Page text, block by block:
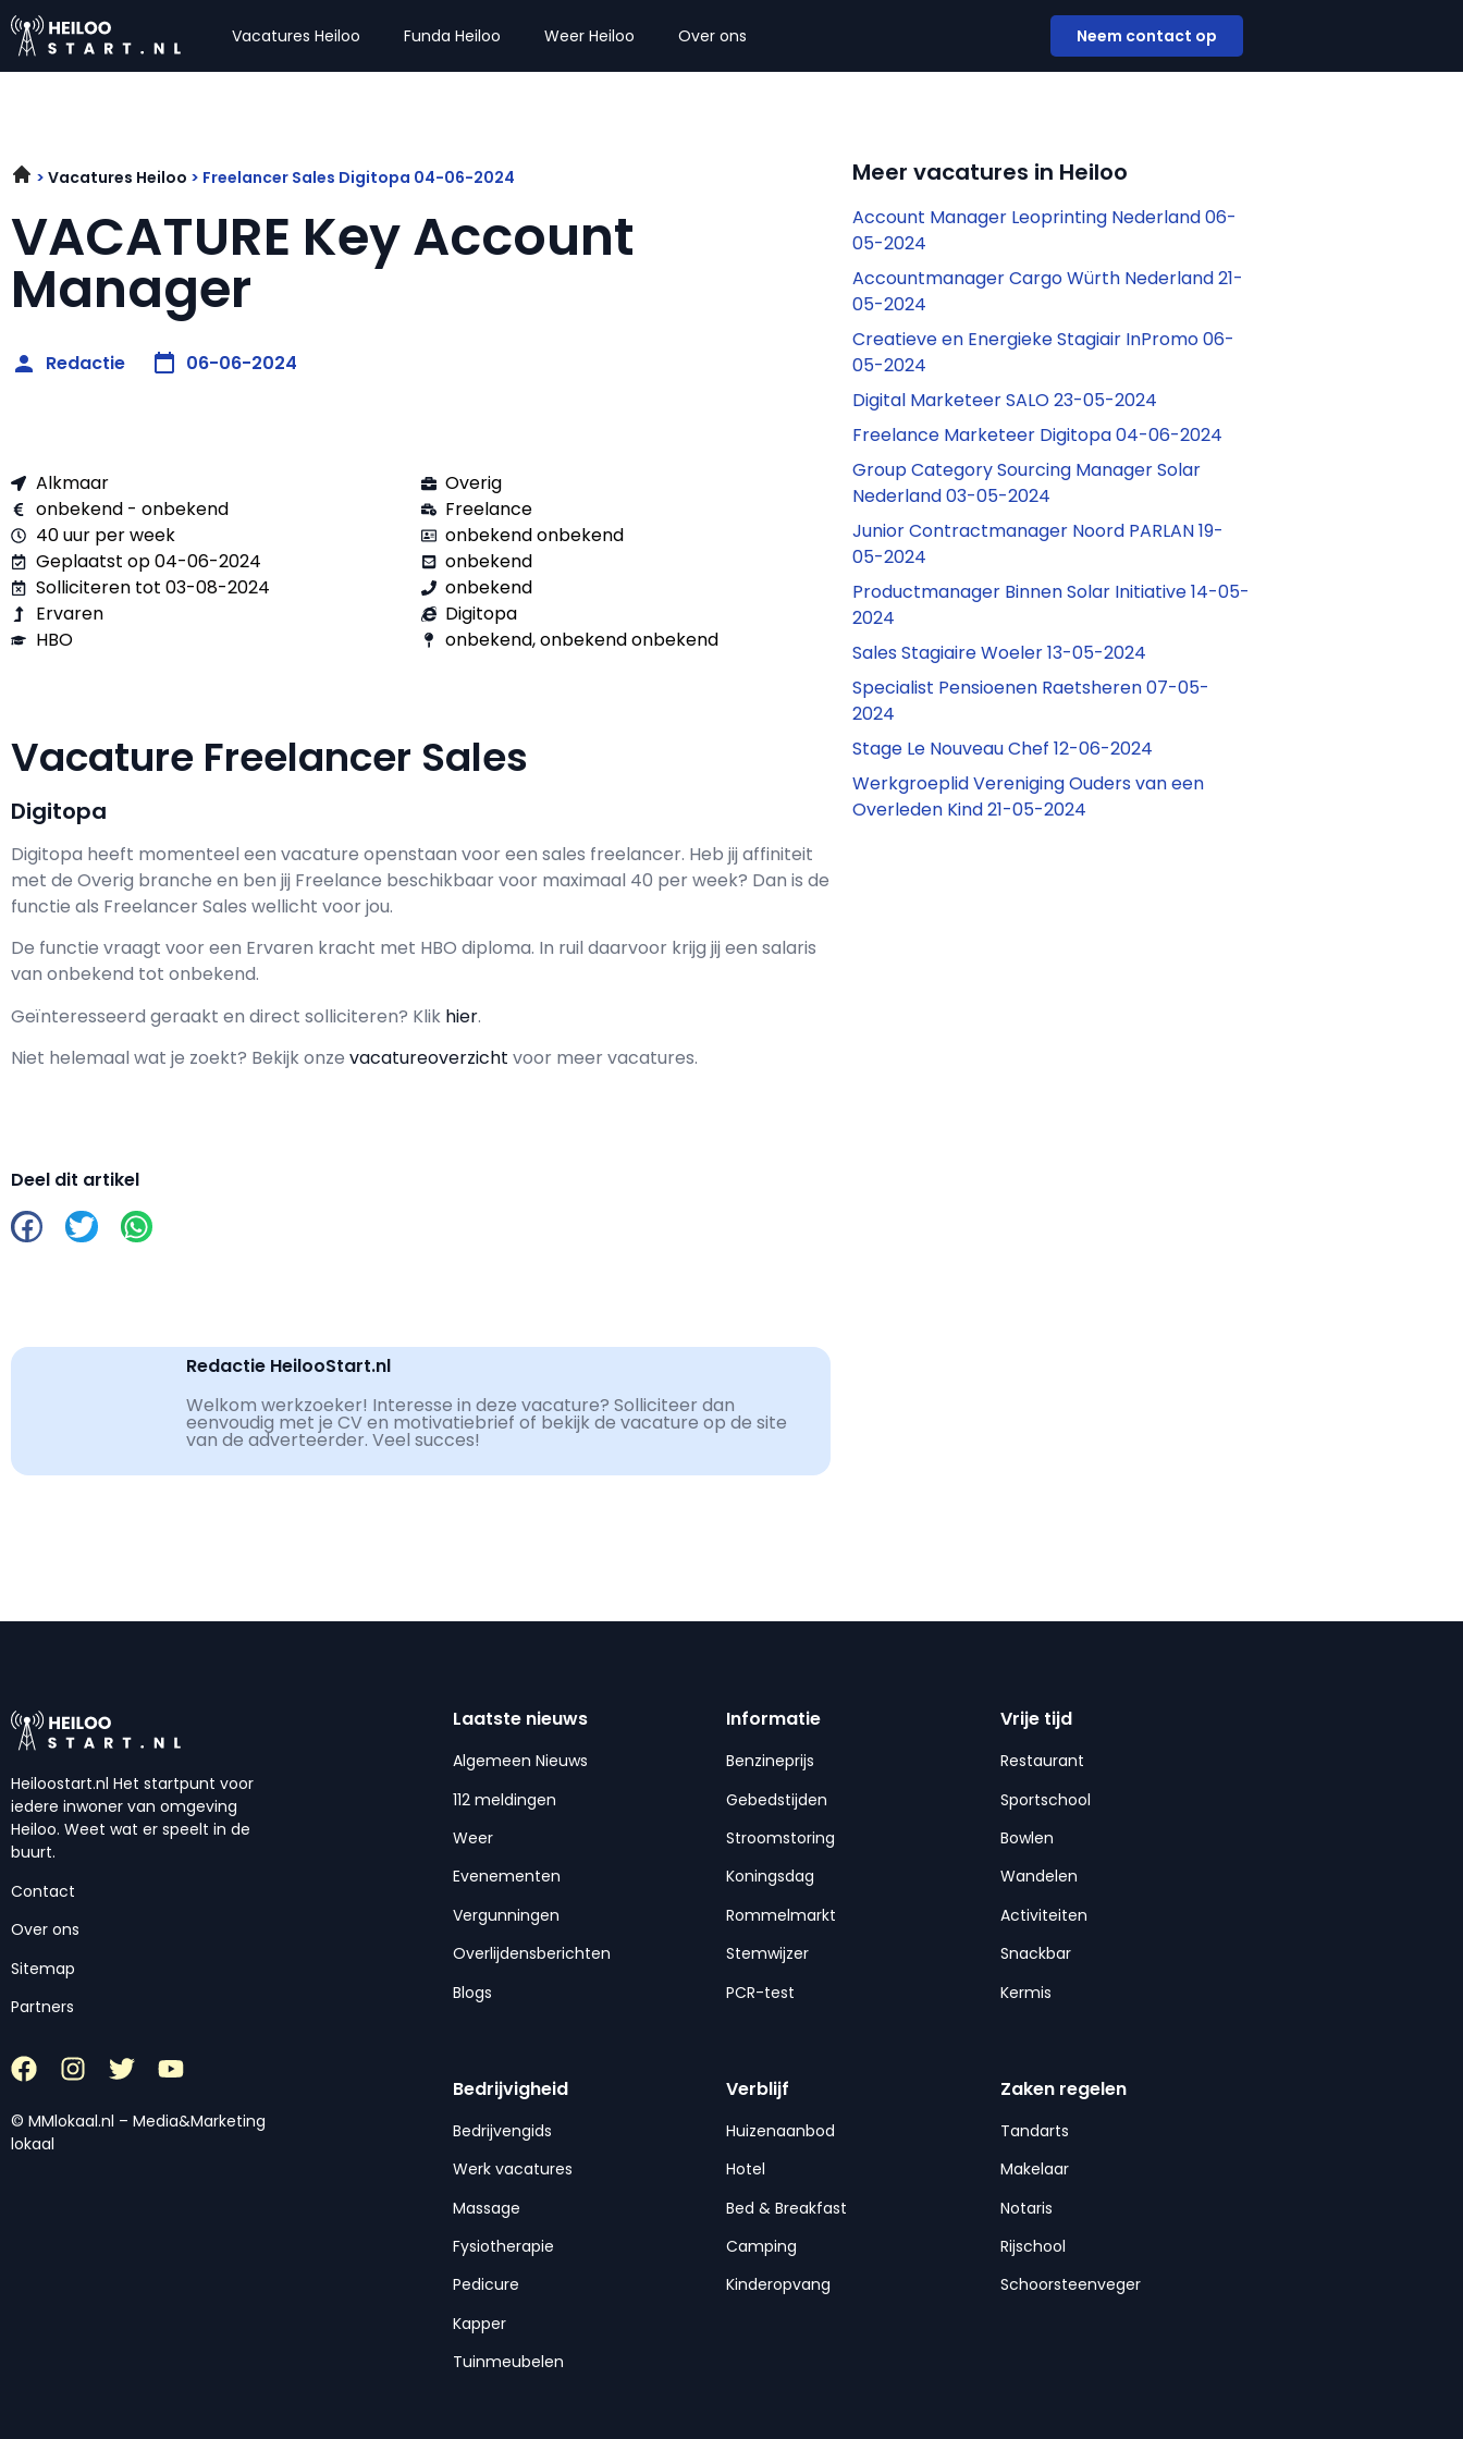
Vacatures Heiloo Funda Heiloo Weer Heiloo Over ons Neem contact op
Vacatures Heiloo Freelancer Sales Digitopa 04-06-2024
VACATURE Key Account
Manager
Redactie 06-06-2024
Alkmaar
onbekend - onbekend
40 uur per week
Geplaatst op 04-06-2024
Solliciteren tot 03-08-2024
Ervaren
HBO
Overig
Freelance
onbekend onbekend
onbekend
onbekend
Digitopa
onbekend, onbekend onbekend
Vacature Freelancer Sales
Digitopa
Digitopa heeft momenteel een vacature openstaan voor een sales freelancer. Heb jij affiniteit
met de Overig branche en ben jij Freelance beschikbaar voor maximaal 40 per week? Dan is de
functie als Freelancer Sales wellicht voor jou.
De functie vraagt voor een Ervaren kracht met HBO diploma. In ruil daarvoor krijg jij een salaris
van onbekend tot onbekend.
Geïnteresseerd geraakt en direct solliciteren? Klik hier.
Niet helemaal wat je zoekt? Bekijk onze vacatureoverzicht voor meer vacatures.
Deel dit artikel
Redactie HeilooStart.nl
Welkom werkzoeker! Interesse in deze vacature? Solliciteer dan
eenvoudig met je CV en motivatiebrief of bekijk de vacature op de site
van de adverteerder. Veel succes!
Meer vacatures in Heiloo
Account Manager Leoprinting Nederland 06-
05-2024
Accountmanager Cargo Würth Nederland 21-
05-2024
Creatieve en Energieke Stagiair InPromo 06-
05-2024
Digital Marketeer SALO 23-05-2024
Freelance Marketeer Digitopa 04-06-2024
Group Category Sourcing Manager Solar
Nederland 03-05-2024
Junior Contractmanager Noord PARLAN 19-
05-2024
Productmanager Binnen Solar Initiative 14-05-
2024
Sales Stagiaire Woeler 13-05-2024
Specialist Pensioenen Raetsheren 07-05-
2024
Stage Le Nouveau Chef 12-06-2024
Werkgroeplid Vereniging Ouders van een
Overleden Kind 21-05-2024
Heiloostart.nl Het startpunt voor
iedere inwoner van omgeving
Heiloo. Weet wat er speelt in de
buurt.
Contact
Over ons
Sitemap
Partners
© MMlokaal.nl – Media&Marketing
lokaal
Laatste nieuws
Algemeen Nieuws
112 meldingen
Weer
Evenementen
Vergunningen
Overlijdensberichten
Blogs
Informatie
Benzineprijs
Gebedstijden
Stroomstoring
Koningsdag
Rommelmarkt
Stemwijzer
PCR-test
Vrije tijd
Restaurant
Sportschool
Bowlen
Wandelen
Activiteiten
Snackbar
Kermis
Bedrijvigheid
Bedrijvengids
Werk vacatures
Massage
Fysiotherapie
Pedicure
Kapper
Tuinmeubelen
Verblijf
Huizenaanbod
Hotel
Bed & Breakfast
Camping
Kinderopvang
Zaken regelen
Tandarts
Makelaar
Notaris
Rijschool
Schoorsteenveger